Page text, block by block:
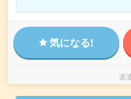
気になる!
派